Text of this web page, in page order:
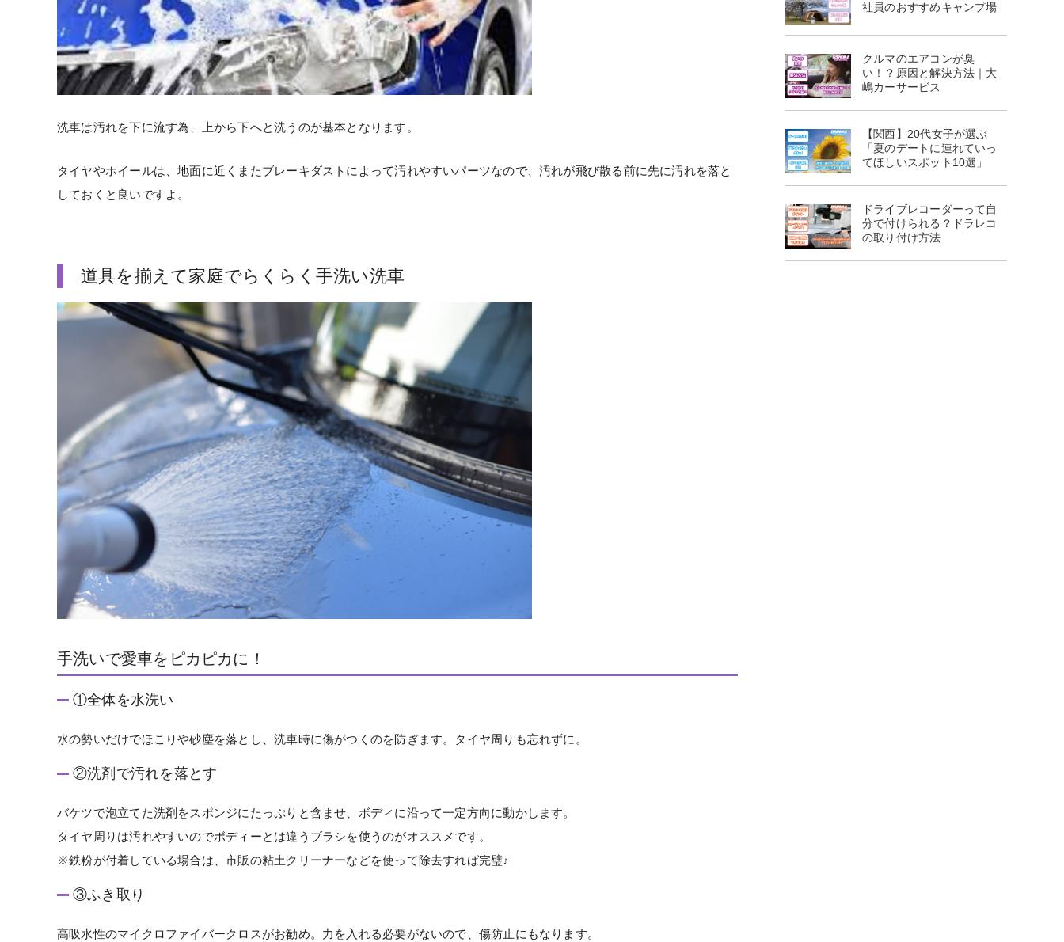
洗車は汚れを下に流す為、上から下へと洗うのが基本となります。
タイヤやホイールは、地面に近くまたブレーキダストによって汚れやすいパーツなので、汚れが飛び散る前に先に汚れを落と
しておくと良いですよ。
道具を揃えて家庭でらくらく手洗い洗車
手洗いで愛車をピカピカに！
①全体を水洗い
水の勢いだけでほこりや砂塵を落とし、洗車時に傷がつくのを防ぎます。タイヤ周りも忘れずに。
②洗剤で汚れを落とす
バケツで泡立てた洗剤をスポンジにたっぷりと含ませ、ボディに沿って一定方向に動かします。
タイヤ周りは汚れやすいのでボディーとは違うブラシを使うのがオススメです。
※鉄粉が付着している場合は、市販の粘土クリーナーなどを使って除去すれば完璧♪
③ふき取り
高吸水性のマイクロファイバークロスがお勧め。力を入れる必要がないので、傷防止にもなります。
社員のおすすめキャンプ場
クルマのエアコンが臭
い！？原因と解決方法｜大
嶋カーサービス
【関西】20代女子が選ぶ
「夏のデートに連れていっ
てほしいスポット10選」
ドライブレコーダーって自
分で付けられる？ドラレコ
の取り付け方法